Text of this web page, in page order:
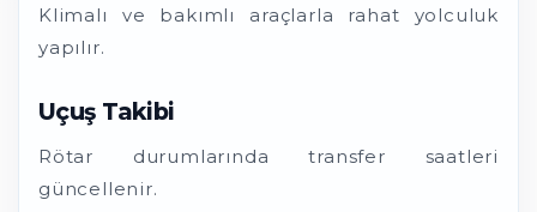
Klimalı ve bakımlı araçlarla rahat yolculuk
yapılır.
Uçuş Takibi
Rötar durumlarında transfer saatleri
güncellenir.